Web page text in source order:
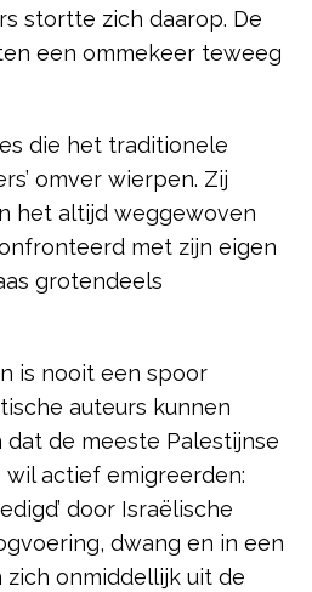
stortte zich daarop. De
een ommekeer teweeg
die het traditionele
omver wierpen. Zij
het altijd weggewoven
met zijn eigen
grotendeels
is nooit een spoor
auteurs kunnen
de meeste Palestijnse
actief emigreerden:
door Israëlische
dwang en in een
zich onmiddellijk uit de